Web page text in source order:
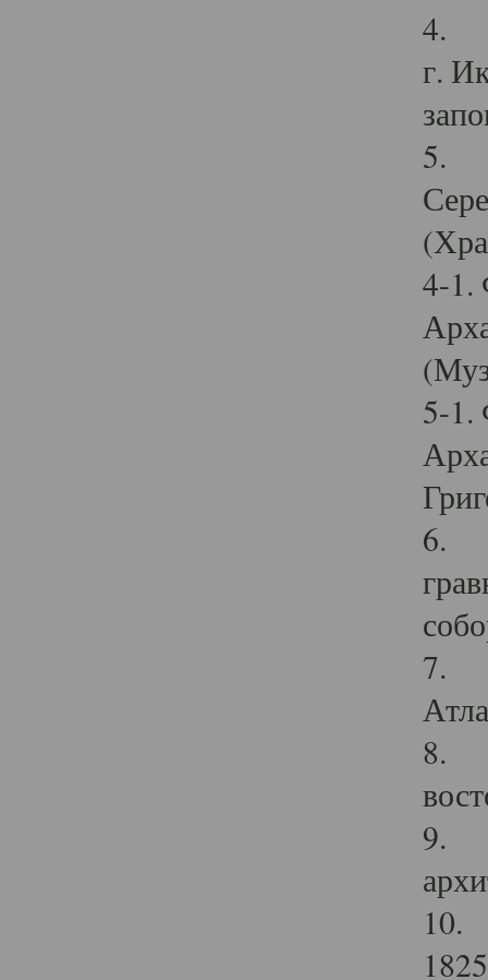
4.
г.
5.
4-1.
5-1.
6.
7.
8.
9.
10.